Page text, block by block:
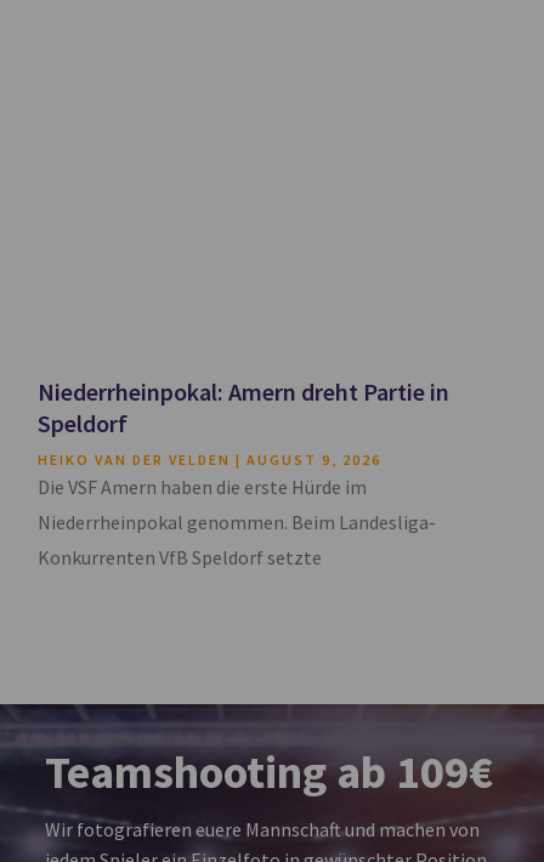
Niederrheinpokal: Amern dreht Partie in
Speldorf
HEIKO VAN DER VELDEN AUGUST 9, 2026
Die VSF Amern haben die erste Hürde im
Niederrheinpokal genommen. Beim Landesliga-
Konkurrenten VfB Speldorf setzte
Teamshooting ab 109€
Wir fotografieren euere Mannschaft und machen von